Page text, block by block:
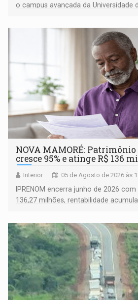
o campus avançada da Universidade
NOVA MAMORÉ: Patrimônio
cresce 95% e atinge R$ 136
Interior 05 de Agosto de 2026 às
IPRENOM encerra junho de 2026
136,27 milhões, rentabilidade